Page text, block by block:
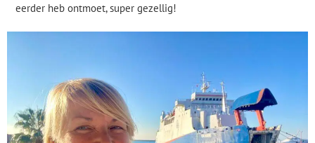
eerder heb ontmoet, super gezellig!